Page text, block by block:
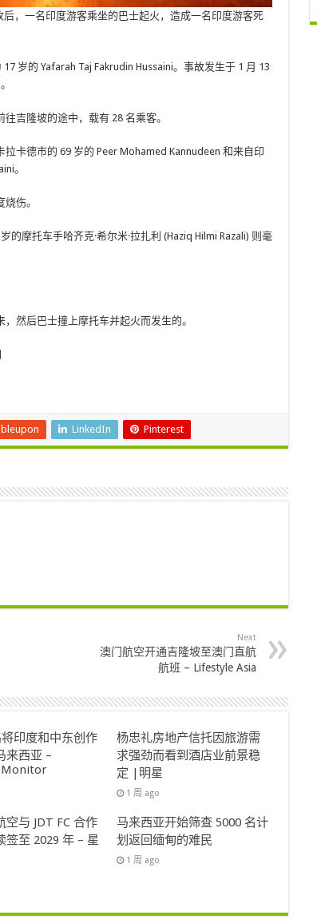
，一名印度游客乘坐的巴士起火，造成一名印度游客死
岁的 Yafarah Taj Fakrudin Hussaini。事故发生于 1 月 13
吉隆坡的途中，载有 28 名乘客。
卡德市的 69 岁的 Peer Mohamed Kannudeen 和来自印
。
伤。
摩托车手哈齐克·希尔米·拉扎利 (Haziq Hilmi Razali) 则毫
然后巴士撞上摩托车并起火而发生的。
LinkedIn Pinterest
Next
澳门航空开通吉隆坡至澳门直航
航班 – Lifestyle Asia
印度和中东创作
来西亚 –
Monitor
杨忠礼房地产信托因旅游需
求强劲而看到酒店业前景稳
定 |明星
1 周 ago
空与 JDT FC 合作
签至 2029 年 – 星
马来西亚开始筛查 5000 名计
划返回缅甸的难民
1 周 ago